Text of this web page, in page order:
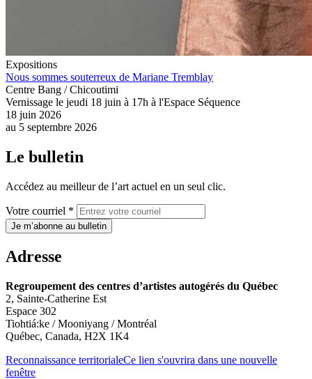
Expositions
Nous sommes souterreux de Mariane Tremblay
Centre Bang / Chicoutimi
Vernissage le jeudi 18 juin à 17h à l'Espace Séquence
18 juin 2026
au 5 septembre 2026
Le bulletin
Accédez au meilleur de l’art actuel en un seul clic.
Votre courriel *
Je m’abonne au bulletin
Adresse
Regroupement des centres d’artistes autogérés du Québec
2, Sainte-Catherine Est
Espace 302
Tiohtiá:ke / Mooniyang / Montréal
Québec, Canada, H2X 1K4
Reconnaissance territorialeCe lien s'ouvrira dans une nouvelle
fenêtre